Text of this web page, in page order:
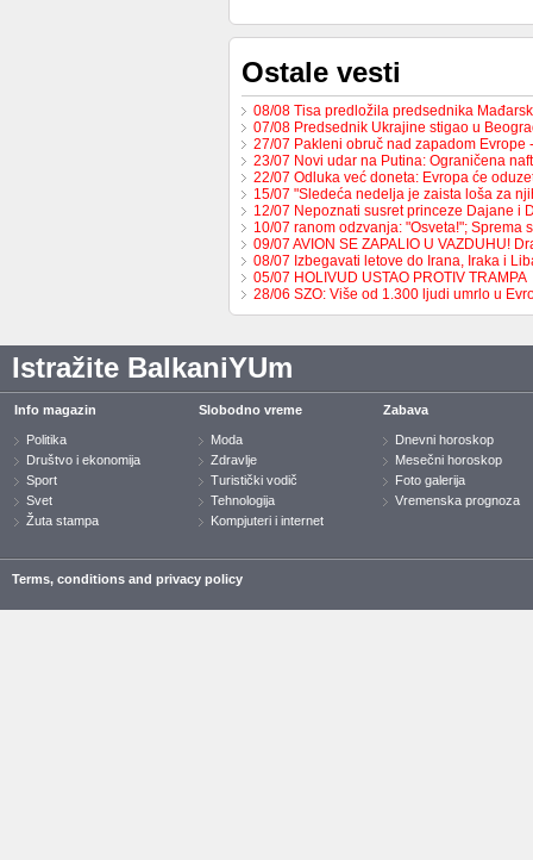
Ostale vesti
08/08 Tisa predložila predsednika
07/08 Predsednik Ukrajine stigao u
27/07 Pakleni obruč nad zapadom Evrope
23/07 Novi udar na Putina: Ograničena
22/07 Odluka već doneta: Evropa će
15/07 "Sledeća nedelja je zaista loša za
12/07 Nepoznati susret princeze Dajane i
10/07 ranom odzvanja: "Osveta!"; Sprema
09/07 AVION SE ZAPALIO U VAZDUHU!
08/07 Izbegavati letove do Irana, Iraka i
05/07 HOLIVUD USTAO PROTIV TRAMPA
28/06 SZO: Više od 1.300 ljudi umrlo u
Istražite BalkaniYUm
Info magazin
Politika
Društvo i ekonomija
Sport
Svet
Žuta stampa
Slobodno vreme
Moda
Zdravlje
Turistički vodič
Tehnologija
Kompjuteri i internet
Zabava
Dnevni horoskop
Mesečni horoskop
Foto galerija
Vremenska prognoza
Terms, conditions and privacy policy